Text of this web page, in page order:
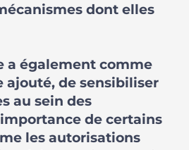
dont elles
a également comme
ajouté, de sensibiliser
au sein des
de certains
les autorisations